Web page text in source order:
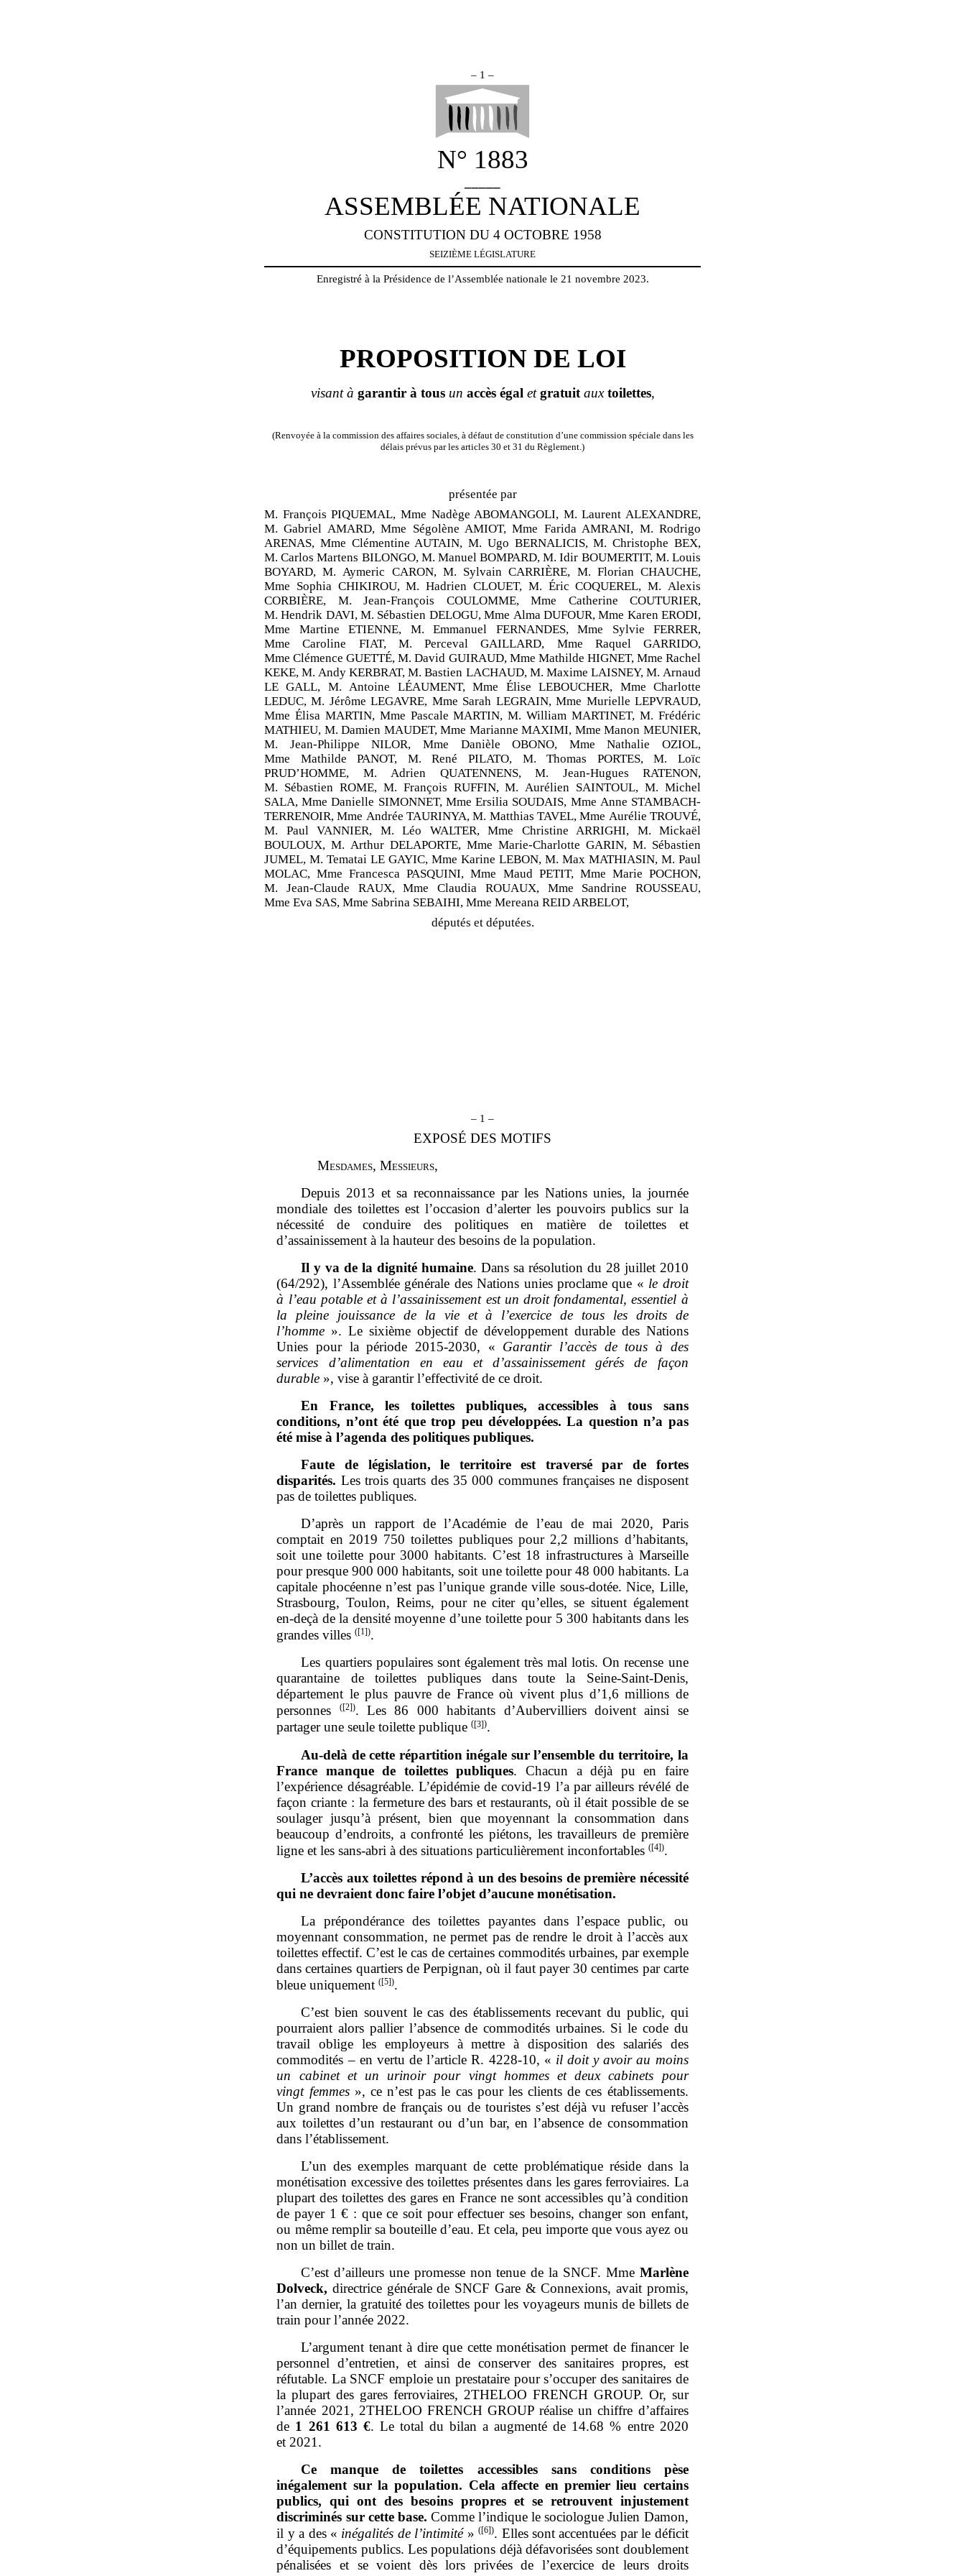
– 1 –
N° 1883
ASSEMBLÉE NATIONALE
CONSTITUTION DU 4 OCTOBRE 1958
SEIZIÈME LÉGISLATURE
Enregistré à la Présidence de l’Assemblée nationale le 21 novembre 2023.
PROPOSITION DE LOI
visant à garantir à tousun accès égal etgratuitauxtoilettes,
(Renvoyée à la commission des affaires sociales, à défaut de constitution d’une commission spéciale dans les
délais prévus par les articles 30 et 31 du Règlement.)
présentée par
M. François PIQUEMAL, Mme Nadège ABOMANGOLI, M. Laurent ALEXANDRE,
M. Gabriel AMARD, Mme Ségolène AMIOT, Mme Farida AMRANI, M. Rodrigo
ARENAS, Mme Clémentine AUTAIN, M. Ugo BERNALICIS, M. Christophe BEX,
M. Carlos Martens BILONGO, M. Manuel BOMPARD, M. Idir BOUMERTIT, M. Louis
BOYARD, M. Aymeric CARON, M. Sylvain CARRIÈRE, M. Florian CHAUCHE,
Mme Sophia CHIKIROU, M. Hadrien CLOUET, M. Éric COQUEREL, M. Alexis
CORBIÈRE, M. Jean-François COULOMME, Mme Catherine COUTURIER,
M. Hendrik DAVI, M. Sébastien DELOGU, Mme Alma DUFOUR, Mme Karen ERODI,
Mme Martine ETIENNE, M. Emmanuel FERNANDES, Mme Sylvie FERRER,
Mme Caroline FIAT, M. Perceval GAILLARD, Mme Raquel GARRIDO,
Mme Clémence GUETTÉ, M. David GUIRAUD, Mme Mathilde HIGNET, Mme Rachel
KEKE, M. Andy KERBRAT, M. Bastien LACHAUD, M. Maxime LAISNEY, M. Arnaud
LE GALL, M. Antoine LÉAUMENT, Mme Élise LEBOUCHER, Mme Charlotte
LEDUC, M. Jérôme LEGAVRE, Mme Sarah LEGRAIN, Mme Murielle LEPVRAUD,
Mme Élisa MARTIN, Mme Pascale MARTIN, M. William MARTINET, M. Frédéric
MATHIEU, M. Damien MAUDET, Mme Marianne MAXIMI, Mme Manon MEUNIER,
M. Jean-Philippe NILOR, Mme Danièle OBONO, Mme Nathalie OZIOL,
Mme Mathilde PANOT, M. René PILATO, M. Thomas PORTES, M. Loïc
PRUD’HOMME, M. Adrien QUATENNENS, M. Jean-Hugues RATENON,
M. Sébastien ROME, M. François RUFFIN, M. Aurélien SAINTOUL, M. Michel
SALA, Mme Danielle SIMONNET, Mme Ersilia SOUDAIS, Mme Anne STAMBACH-
TERRENOIR, Mme Andrée TAURINYA, M. Matthias TAVEL, Mme Aurélie TROUVÉ,
M. Paul VANNIER, M. Léo WALTER, Mme Christine ARRIGHI, M. Mickaël
BOULOUX, M. Arthur DELAPORTE, Mme Marie-Charlotte GARIN, M. Sébastien
JUMEL, M. Tematai LE GAYIC, Mme Karine LEBON, M. Max MATHIASIN, M. Paul
MOLAC, Mme Francesca PASQUINI, Mme Maud PETIT, Mme Marie POCHON,
M. Jean-Claude RAUX, Mme Claudia ROUAUX, Mme Sandrine ROUSSEAU,
Mme Eva SAS, Mme Sabrina SEBAIHI, Mme Mereana REID ARBELOT,
députés et députées.
– 1 –
EXPOSÉ DES MOTIFS
Mesdames, Messieurs,
Depuis 2013 et sa reconnaissance par les Nations unies, la journée
mondiale des toilettes est l’occasion d’alerter les pouvoirs publics sur la
nécessité de conduire des politiques en matière de toilettes et
d’assainissement à la hauteur des besoins de la population.
Il y va de la dignité humaine. Dans sa résolution du 28 juillet 2010
(64/292), l’Assemblée générale des Nations unies proclame que « le droit
à l’eau potable et à l’assainissement est un droit fondamental, essentiel à
la pleine jouissance de la vie et à l’exercice de tous les droits de
l’homme ». Le sixième objectif de développement durable des Nations
Unies pour la période 2015‑2030, « Garantir l’accès de tous à des
services d’alimentation en eau et d’assainissement gérés de façon
durable », vise à garantir l’effectivité de ce droit.
En France, les toilettes publiques, accessibles à tous sans
conditions, n’ont été que trop peu développées. La question n’a pas
été mise à l’agenda des politiques publiques.
Faute de législation, le territoire est traversé par de fortes
disparités. Les trois quarts des 35 000 communes françaises ne disposent
pas de toilettes publiques.
D’après un rapport de l’Académie de l’eau de mai 2020, Paris
comptait en 2019 750 toilettes publiques pour 2,2 millions d’habitants,
soit une toilette pour 3000 habitants. C’est 18 infrastructures à Marseille
pour presque 900 000 habitants, soit une toilette pour 48 000 habitants. La
capitale phocéenne n’est pas l’unique grande ville sous‑dotée. Nice, Lille,
Strasbourg, Toulon, Reims, pour ne citer qu’elles, se situent également
en‑deçà de la densité moyenne d’une toilette pour 5 300 habitants dans les
grandes villes([1]).
Les quartiers populaires sont également très mal lotis. On recense une
quarantaine de toilettes publiques dans toute la Seine‑Saint‑Denis,
département le plus pauvre de France où vivent plus d’1,6 millions de
personnes
([2]). Les 86 000 habitants d’Aubervilliers doivent ainsi se
partager une seule toilette publique([3]).
Au‑delà de cette répartition inégale sur l’ensemble du territoire, la
France manque de toilettes publiques. Chacun a déjà pu en faire
l’expérience désagréable. L’épidémie de covid‑19 l’a par ailleurs révélé de
façon criante : la fermeture des bars et restaurants, où il était possible de se
soulager jusqu’à présent, bien que moyennant la consommation dans
beaucoup d’endroits, a confronté les piétons, les travailleurs de première
ligne et les sans‑abri à des situations particulièrement inconfortables([4]).
L’accès aux toilettes répond à un des besoins de première nécessité
qui ne devraient donc faire l’objet d’aucune monétisation.
La prépondérance des toilettes payantes dans l’espace public, ou
moyennant consommation, ne permet pas de rendre le droit à l’accès aux
toilettes effectif. C’est le cas de certaines commodités urbaines, par exemple
dans certaines quartiers de Perpignan, où il faut payer 30 centimes par carte
bleue uniquement([5]).
C’est bien souvent le cas des établissements recevant du public, qui
pourraient alors pallier l’absence de commodités urbaines. Si le code du
travail oblige les employeurs à mettre à disposition des salariés des
commodités – en vertu de l’article R. 4228‑10, « il doit y avoir au moins
un cabinet et un urinoir pour vingt hommes et deux cabinets pour
vingt femmes», ce n’est pas le cas pour les clients de ces établissements.
Un grand nombre de français ou de touristes s’est déjà vu refuser l’accès
aux toilettes d’un restaurant ou d’un bar, en l’absence de consommation
dans l’établissement.
L’un des exemples marquant de cette problématique réside dans la
monétisation excessive des toilettes présentes dans les gares ferroviaires. La
plupart des toilettes des gares en France ne sont accessibles qu’à condition
de payer 1 € : que ce soit pour effectuer ses besoins, changer son enfant,
ou même remplir sa bouteille d’eau. Et cela, peu importe que vous ayez ou
non un billet de train.
C’est d’ailleurs une promesse non tenue de la SNCF. Mme Marlène
Dolveck, directrice générale de SNCF Gare & Connexions, avait promis,
l’an dernier, la gratuité des toilettes pour les voyageurs munis de billets de
train pour l’année 2022.
L’argument tenant à dire que cette monétisation permet de financer le
personnel d’entretien, et ainsi de conserver des sanitaires propres, est
réfutable. La SNCF emploie un prestataire pour s’occuper des sanitaires de
la plupart des gares ferroviaires, 2THELOO FRENCH GROUP. Or, sur
l’année 2021, 2THELOO FRENCH GROUP réalise un chiffre d’affaires
de 1 261 613 €. Le total du bilan a augmenté de 14.68 % entre 2020
et 2021.
Ce manque de toilettes accessibles sans conditions pèse
inégalement sur la population. Cela affecte en premier lieu certains
publics, qui ont des besoins propres et se retrouvent injustement
discriminés sur cette base. Comme l’indique le sociologue Julien Damon,
il y a des « inégalités de l’intimité»([6]). Elles sont accentuées par le déficit
d’équipements publics. Les populations déjà défavorisées sont doublement
pénalisées et se voient dès lors privées de l’exercice de leurs droits